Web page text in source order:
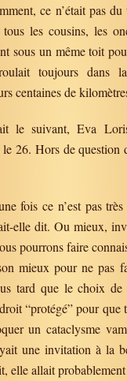
ce n’était pas
les cousins, les
sous un même toit
toujours dans
centaines de
le suivant, Eva
26. Hors de question
fois ce n’est pas
elle dit. Ou mieux,
pourrons faire
mieux pour ne pas
tard que le choix de
“protégé” pour que
un cataclysme
une invitation à la
elle allait